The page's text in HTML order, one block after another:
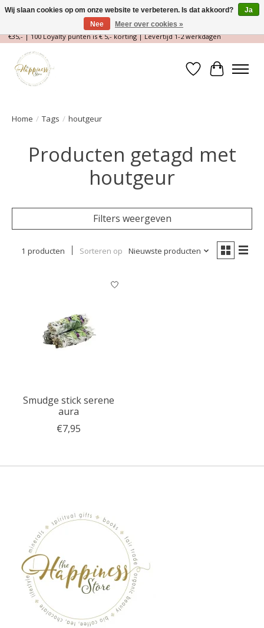
Magische Conceptstore, Edelstenen & Spirituele winkel | Gratis verzending >
€35,- | 100 Loyalty punten is € 5,- korting | Levertijd 1-2 werkdagen
Verlanglijst
Home / Tags / houtgeur
Producten getagd met
houtgeur
Filters weergeven
1 producten Sorteren op Nieuwste producten
Smudge stick serene
aura
€7,95
Wij slaan cookies op om onze website te verbeteren. Is dat akkoord?
Ja
Nee
Meer over cookies »